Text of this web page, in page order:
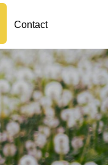
Contact